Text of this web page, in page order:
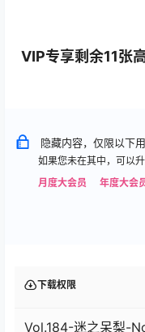
VIP专享剩余11张
隐藏内容，仅限以下
如果您未在其中，可以
月度大会员
年度大会
下载权限
Vol.184-迷之呆梨-